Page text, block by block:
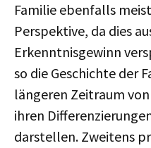
Familie ebenfalls
Perspektive, da dies
Erkenntnisgewinn
so die Geschichte der
längeren Zeitraum
ihren
darstellen. Zweitens